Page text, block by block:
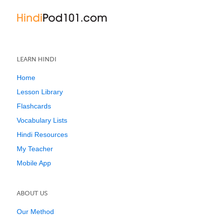
LEARN HINDI
Home
Lesson Library
Flashcards
Vocabulary Lists
Hindi Resources
My Teacher
Mobile App
ABOUT US
Our Method